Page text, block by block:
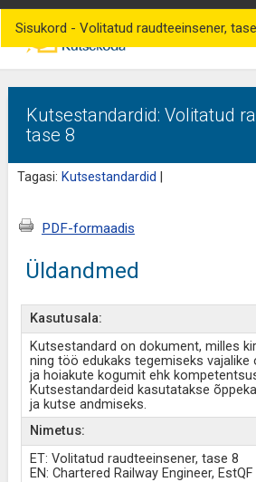
Kutsestandardid: Volitatud
tase 8
Tagasi: Kutsestandardid
Sisukord - Volitatud raudteeinsener,
PDF-formaadis
Üldandmed
Kasutusala:
Kutsestandard on dokument, milles
ning töö edukaks tegemiseks
ja hoiakute kogumit ehk
Kutsestandardeid kasutatakse
ja kutse andmiseks.
Nimetus:
ET: Volitatud raudteeinsener, tase 8
EN: Chartered Railway Engineer,